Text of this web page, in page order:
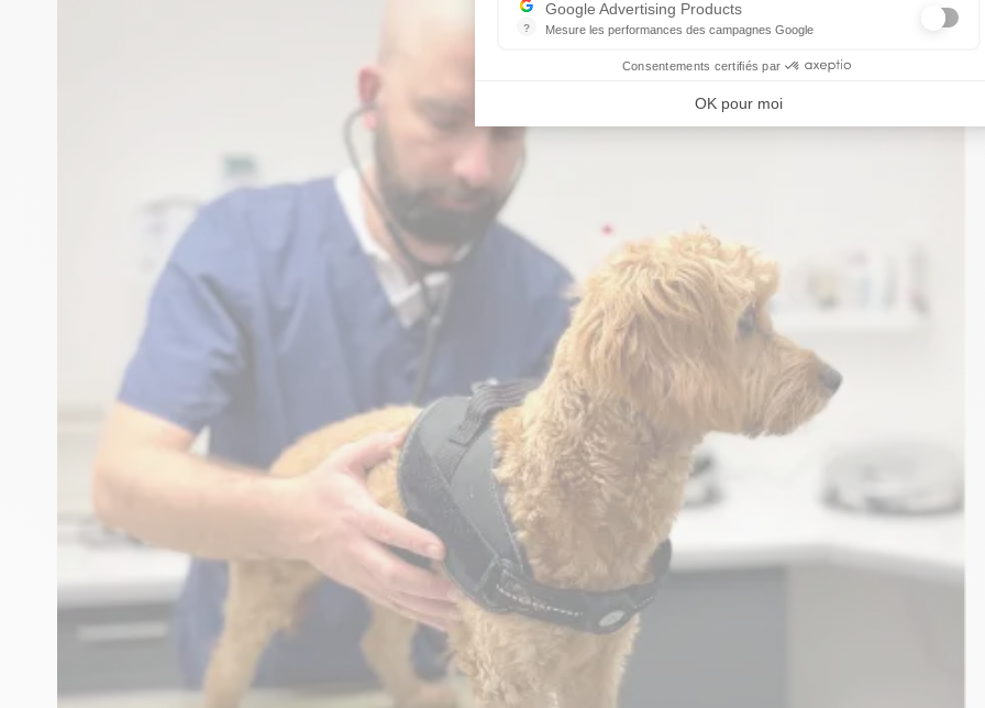
?
Google Advertising Products
Mesure les performances des campagnes Google
Consentements certifiés par
OK pour moi